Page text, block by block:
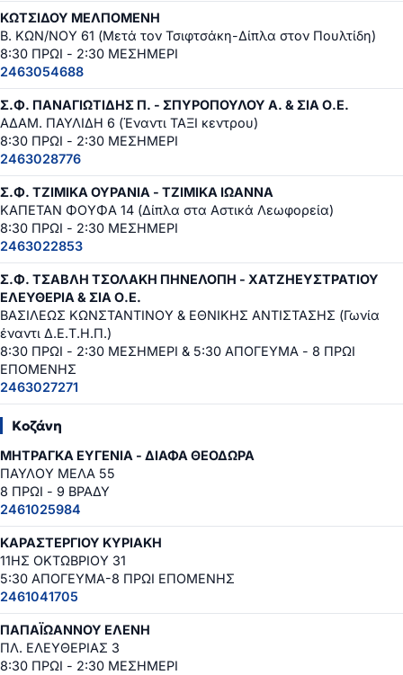
ΚΩΤΣΙΔΟΥ ΜΕΛΠΟΜΕΝΗ
Β. ΚΩΝ/ΝΟΥ 61 (Μετά τον Τσιφτσάκη-Δίπλα στον Πουλτίδη)
8:30 ΠΡΩΙ - 2:30 ΜΕΣΗΜΕΡΙ
2463054688
Σ.Φ. ΠΑΝΑΓΙΩΤΙΔΗΣ Π. - ΣΠΥΡΟΠΟΥΛΟΥ Α. & ΣΙΑ Ο.Ε.
ΑΔΑΜ. ΠΑΥΛΙΔΗ 6 (Έναντι ΤΑΞΙ κεντρου)
8:30 ΠΡΩΙ - 2:30 ΜΕΣΗΜΕΡΙ
2463028776
Σ.Φ. ΤΖΙΜΙΚΑ ΟΥΡΑΝΙΑ - ΤΖΙΜΙΚΑ ΙΩΑΝΝΑ
ΚΑΠΕΤΑΝ ΦΟΥΦΑ 14 (Δίπλα στα Αστικά Λεωφορεία)
8:30 ΠΡΩΙ - 2:30 ΜΕΣΗΜΕΡΙ
2463022853
Σ.Φ. ΤΣΑΒΛΗ ΤΣΟΛΑΚΗ ΠΗΝΕΛΟΠΗ - ΧΑΤΖΗΕΥΣΤΡΑΤΙΟΥ
ΕΛΕΥΘΕΡΙΑ & ΣΙΑ Ο.Ε.
ΒΑΣΙΛΕΩΣ ΚΩΝΣΤΑΝΤΙΝΟΥ & ΕΘΝΙΚΗΣ ΑΝΤΙΣΤΑΣΗΣ (Γωνία
έναντι Δ.Ε.Τ.Η.Π.)
8:30 ΠΡΩΙ - 2:30 ΜΕΣΗΜΕΡΙ & 5:30 ΑΠΟΓΕΥΜΑ - 8 ΠΡΩΙ
ΕΠΟΜΕΝΗΣ
2463027271
Κοζάνη
ΜΗΤΡΑΓΚΑ ΕΥΓΕΝΙΑ - ΔΙΑΦΑ ΘΕΟΔΩΡΑ
ΠΑΥΛΟΥ ΜΕΛΑ 55
8 ΠΡΩΙ - 9 ΒΡΑΔΥ
2461025984
ΚΑΡΑΣΤΕΡΓΙΟΥ ΚΥΡΙΑΚΗ
11ΗΣ ΟΚΤΩΒΡΙΟΥ 31
5:30 ΑΠΟΓΕΥΜΑ-8 ΠΡΩΙ ΕΠΟΜΕΝΗΣ
2461041705
ΠΑΠΑΪΩΑΝΝΟΥ ΕΛΕΝΗ
ΠΛ. ΕΛΕΥΘΕΡΙΑΣ 3
8:30 ΠΡΩΙ - 2:30 ΜΕΣΗΜΕΡΙ